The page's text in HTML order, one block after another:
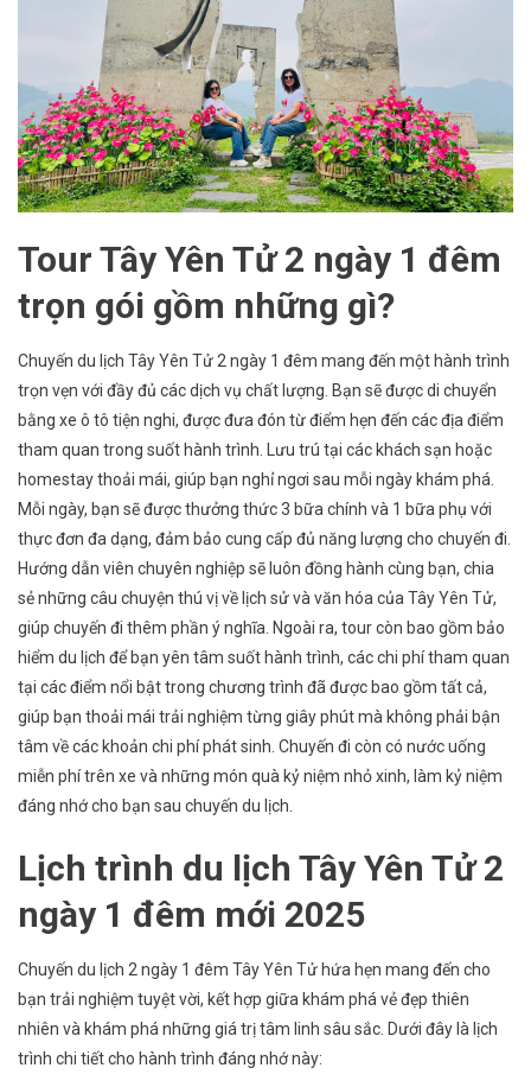
Tour Tây Yên Tử 2 ngày 1 đêm
trọn gói gồm những gì?
Chuyến du lịch Tây Yên Tử 2 ngày 1 đêm mang đến một hành trình
trọn vẹn với đầy đủ các dịch vụ chất lượng. Bạn sẽ được di chuyển
bằng xe ô tô tiện nghi, được đưa đón từ điểm hẹn đến các địa điểm
tham quan trong suốt hành trình. Lưu trú tại các khách sạn hoặc
homestay thoải mái, giúp bạn nghỉ ngơi sau mỗi ngày khám phá.
Mỗi ngày, bạn sẽ được thưởng thức 3 bữa chính và 1 bữa phụ với
thực đơn đa dạng, đảm bảo cung cấp đủ năng lượng cho chuyến đi.
Hướng dẫn viên chuyên nghiệp sẽ luôn đồng hành cùng bạn, chia
sẻ những câu chuyện thú vị về lịch sử và văn hóa của Tây Yên Tử,
giúp chuyến đi thêm phần ý nghĩa. Ngoài ra, tour còn bao gồm bảo
hiểm du lịch để bạn yên tâm suốt hành trình, các chi phí tham quan
tại các điểm nổi bật trong chương trình đã được bao gồm tất cả,
giúp bạn thoải mái trải nghiệm từng giây phút mà không phải bận
tâm về các khoản chi phí phát sinh. Chuyến đi còn có nước uống
miễn phí trên xe và những món quà kỷ niệm nhỏ xinh, làm kỷ niệm
đáng nhớ cho bạn sau chuyến du lịch.
Lịch trình du lịch Tây Yên Tử 2
ngày 1 đêm mới 2025
Chuyến du lịch 2 ngày 1 đêm Tây Yên Tử hứa hẹn mang đến cho
bạn trải nghiệm tuyệt vời, kết hợp giữa khám phá vẻ đẹp thiên
nhiên và khám phá những giá trị tâm linh sâu sắc. Dưới đây là lịch
trình chi tiết cho hành trình đáng nhớ này: